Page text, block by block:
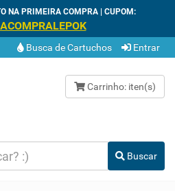
NA PRIMEIRA COMPRA | CUPOM:
Busca de Cartuchos Entrar
Carrinho: iten(s)
Buscar